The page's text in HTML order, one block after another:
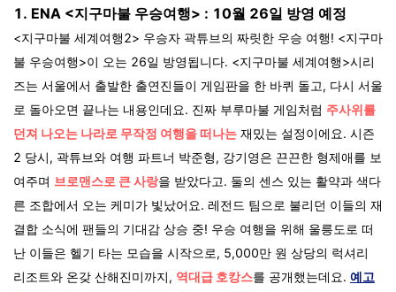
1. ENA <지구마불 우승여행> : 10월 26일 방영 예정
<지구마불 세계여행2> 우승자 곽튜브의 짜릿한 우승 여행! <지구마
불 우승여행>이 오는 26일 방영됩니다. <지구마불 세계여행>시리
즈는 서울에서 출발한 출연진들이 게임판을 한 바퀴 돌고, 다시 서울
로 돌아오면 끝나는 내용인데요. 진짜 부루마불 게임처럼 주사위를
던져 나오는 나라로 무작정 여행을 떠나는 재밌는 설정이에요. 시즌
2 당시, 곽튜브와 여행 파트너 박준형, 강기영은 끈끈한 형제애를 보
여주며 브로맨스로 큰 사랑을 받았다고. 둘의 센스 있는 활약과 색다
른 조합에서 오는 케미가 빛났어요. 레전드 팀으로 불리던 이들의 재
결합 소식에 팬들의 기대감 상승 중! 우승 여행을 위해 울릉도로 떠
난 이들은 헬기 타는 모습을 시작으로, 5,000만 원 상당의 럭셔리
리조트와 온갖 산해진미까지, 역대급 호캉스를 공개했는데요. 예고